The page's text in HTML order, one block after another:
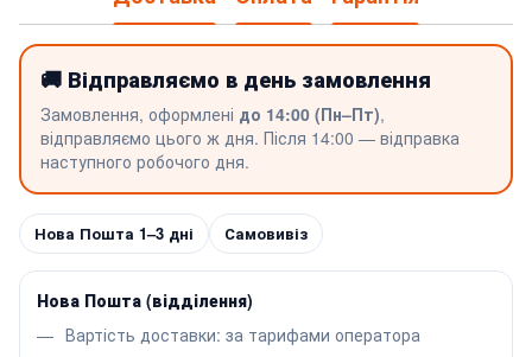
🚚 Відправляємо в день замовлення
Замовлення, оформлені до 14:00 (Пн–Пт),
відправляємо цього ж дня. Після 14:00 — відправка
наступного робочого дня.
Нова Пошта 1–3 дні Самовивіз
Нова Пошта (відділення)
Вартість доставки: за тарифами оператора